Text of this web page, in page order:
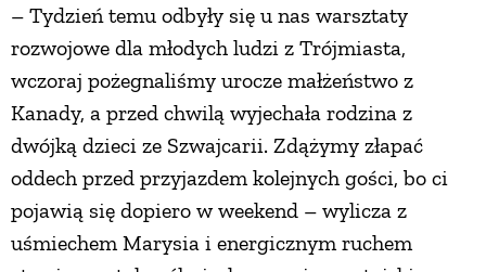
– Tydzień temu odbyły się u nas warsztaty
rozwojowe dla młodych ludzi z Trójmiasta,
wczoraj pożegnaliśmy urocze małżeństwo z
Kanady, a przed chwilą wyjechała rodzina z
dwójką dzieci ze Szwajcarii. Zdążymy złapać
oddech przed przyjazdem kolejnych gości, bo ci
pojawią się dopiero w weekend – wylicza z
uśmiechem Marysia i energicznym ruchem